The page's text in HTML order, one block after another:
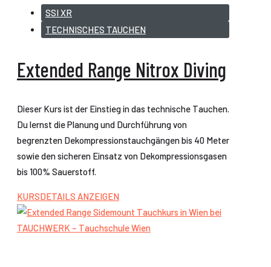
SSI XR
TECHNISCHES TAUCHEN
Extended Range Nitrox Diving
Dieser Kurs ist der Einstieg in das technische Tauchen.
Du lernst die Planung und Durchführung von
begrenzten Dekompressionstauchgängen bis 40 Meter
sowie den sicheren Einsatz von Dekompressionsgasen
bis 100% Sauerstoff.
KURSDETAILS ANZEIGEN